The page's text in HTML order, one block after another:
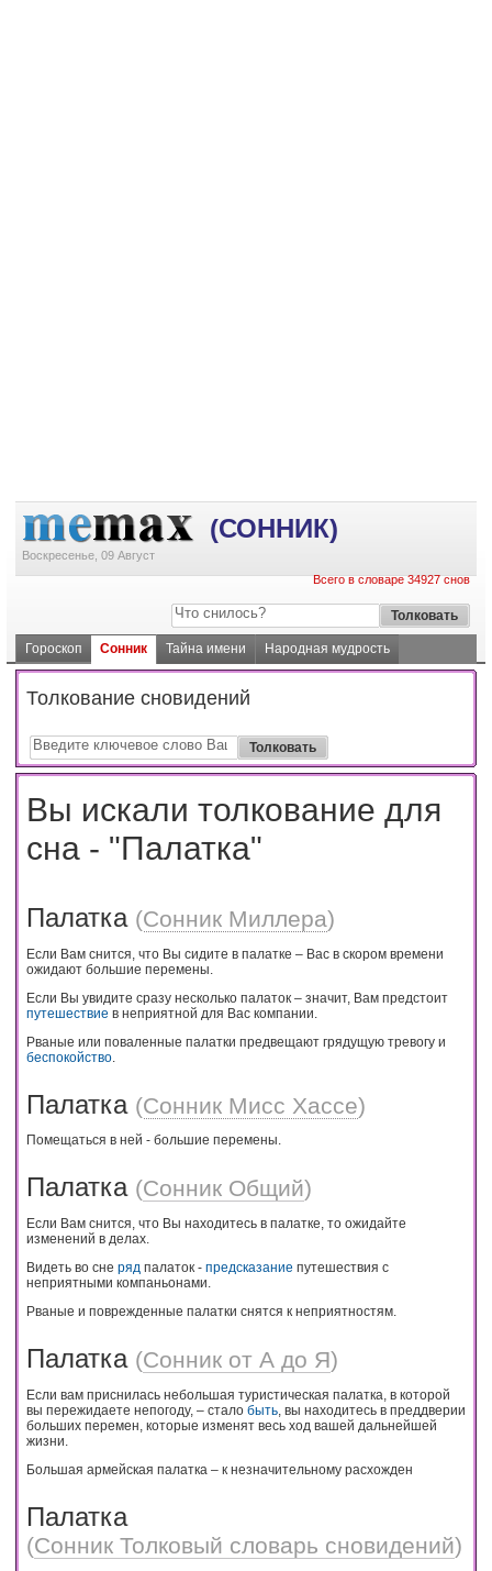
(СОННИК)
Воскресенье, 09 Август
Всего в словаре 34927 снов
Гороскоп Сонник Тайна имени Народная мудрость
Толкование сновидений
Вы искали толкование для
сна - "Палатка"
Палатка (Сонник Миллера)
Если Вам снится, что Вы сидите в палатке – Вас в скором времени
ожидают большие перемены.
Если Вы увидите сразу несколько палаток – значит, Вам предстоит
путешествие в неприятной для Вас компании.
Рваные или поваленные палатки предвещают грядущую тревогу и
беспокойство
Палатка (Сонник Мисс Хассе)
Помещаться в ней - большие перемены.
Палатка (Сонник Общий)
Если Вам снится, что Вы находитесь в палатке, то ожидайте
изменений в делах.
Видеть во сне ряд палаток - предсказание путешествия с
неприятными компаньонами.
Рваные и поврежденные палатки снятся к неприятностям.
Палатка (Сонник от А до Я)
Если вам приснилась небольшая туристическая палатка, в которой
вы пережидаете непогоду, – стало быть , вы находитесь в преддверии
больших перемен, которые изменят весь ход вашей дальнейшей
жизни.
Большая армейская палатка – к незначительному расхожден
Палатка
(Сонник Толковый словарь сновидений)